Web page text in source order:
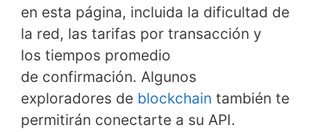
en esta página, incluida la dificultad de
la red, las tarifas por transacción y
los tiempos promedio
de confirmación. Algunos
exploradores de blockchain también te
permitirán conectarte a su API.